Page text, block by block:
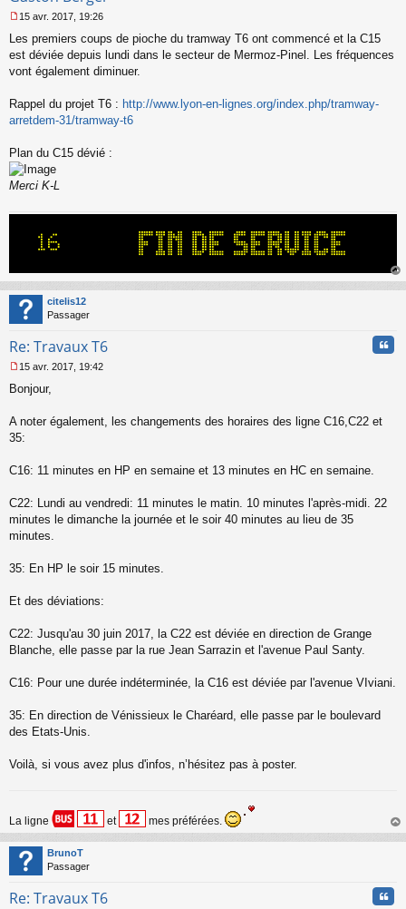
e
s
s
e
n
n
l
u
15 avr. 2017, 19:26
Les premiers coups de pioche du tramway T6 ont commencé et la C15
est déviée depuis lundi dans le secteur de Mermoz-Pinel. Les fréquences
vont également diminuer.
Rappel du projet T6 : http://www.lyon-en-lignes.org/index.php/tramway-
arretdem-31/tramway-t6
Plan du C15 dévié :
Merci K-L
au
citelis12
Passager
Re: Travaux T6
e
s
a
g
n
n
l
u
15 avr. 2017, 19:42
Bonjour,
A noter également, les changements des horaires des ligne C16,C22 et
35:
C16: 11 minutes en HP en semaine et 13 minutes en HC en semaine.
C22: Lundi au vendredi: 11 minutes le matin. 10 minutes l'après-midi. 22
minutes le dimanche la journée et le soir 40 minutes au lieu de 35
minutes.
35: En HP le soir 15 minutes.
Et des déviations:
C22: Jusqu'au 30 juin 2017, la C22 est déviée en direction de Grange
Blanche, elle passe par la rue Jean Sarrazin et l'avenue Paul Santy.
C16: Pour une durée indéterminée, la C16 est déviée par l'avenue VIviani.
35: En direction de Vénissieux le Charéard, elle passe par le boulevard
des Etats-Unis.
Voilà, si vous avez plus d'infos, n’hésitez pas à poster.
La ligne et mes préférées.
au
BrunoT
Passager
Re: Travaux T6